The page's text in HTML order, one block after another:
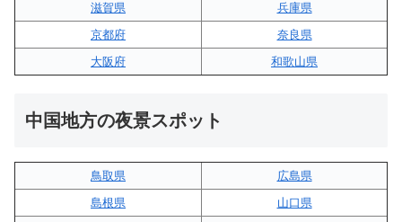
滋賀県
兵庫県
京都府
奈良県
大阪府
和歌山県
中国地方の夜景スポット
鳥取県
広島県
島根県
山口県